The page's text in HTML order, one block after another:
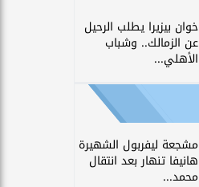
خوان بيزيرا يطلب الرحيل
عن الزمالك.. وشباب
الأهلي...
مشجعة ليفربول الشهيرة
هانيفا تنهار بعد انتقال
محمد...